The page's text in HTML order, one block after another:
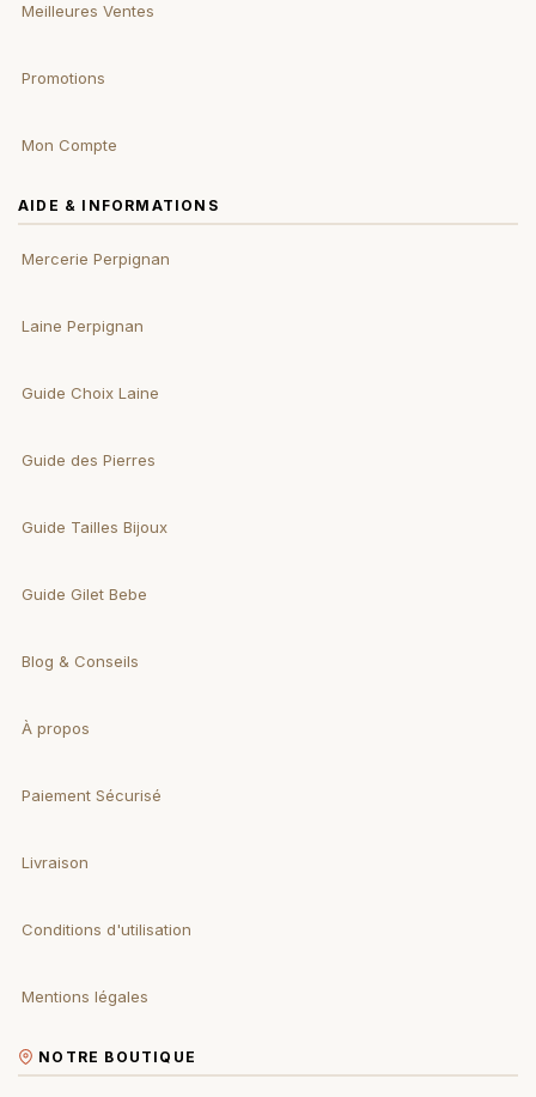
Meilleures Ventes
Promotions
Mon Compte
AIDE & INFORMATIONS
Mercerie Perpignan
Laine Perpignan
Guide Choix Laine
Guide des Pierres
Guide Tailles Bijoux
Guide Gilet Bebe
Blog & Conseils
À propos
Paiement Sécurisé
Livraison
Conditions d'utilisation
Mentions légales
NOTRE BOUTIQUE